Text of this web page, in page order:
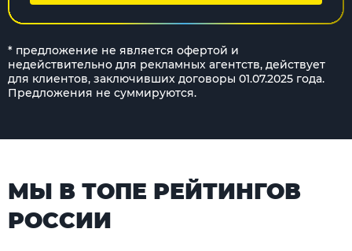
* предложение не является офертой и
недействительно для рекламных агентств, действует
для клиентов, заключивших договоры 01.07.2025 года.
Предложения не суммируются.
МЫ В ТОПЕ РЕЙТИНГОВ
РОССИИ